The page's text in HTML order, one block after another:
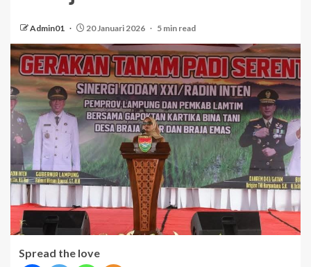
Admin01 20 Januari 2026 5 min read
Spread the love